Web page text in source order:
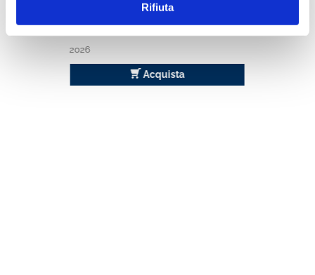
Rifiuta
2026
Acquista